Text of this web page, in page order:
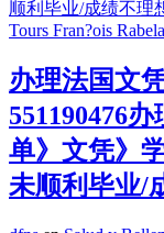
办理法国文
551190476
单》文凭》
未顺利毕业/